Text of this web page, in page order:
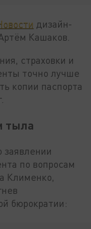
дизайн-
Кашаков.
страховки и
точно лучше
копии паспорта
тыла
по вопросам
Клименко,
бюрократии: